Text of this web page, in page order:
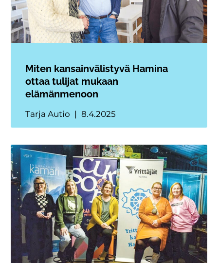
Miten kansainvälistyvä Hamina
ottaa tulijat mukaan
elämänmenoon
Tarja Autio 8.4.2025